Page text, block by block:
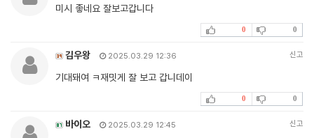
미시 좋네요 잘보고갑니다
0 0
김우왕 2025.03.29 12:36 신고
기대돼여 ㅋ재밋게 잘 보고 갑니데이
0 0
바이오 2025.03.29 12:45 신고